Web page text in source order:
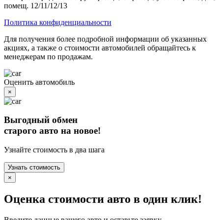
помещ. 12/11/12/13
Политика конфиденциальности
Для получения более подробной информации об указанных
акциях, а также о стоимости автомобилей обращайтесь к
менеджерам по продажам.
Оценить автомобиль
×
Выгодный обмен
старого авто на новое!
Узнайте стоимость в два шага
Узнать стоимость
×
Оценка стоимости авто в один клик!